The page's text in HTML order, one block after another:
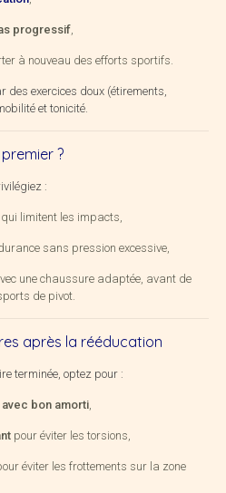
progressif,
à nouveau des efforts sportifs.
des exercices doux (étirements,
et tonicité.
?
:
qui limitent les impacts,
sans pression excessive,
une chaussure adaptée, avant de
de pivot.
après la rééducation
terminée, optez pour :
bon amorti,
pour éviter les torsions,
éviter les frottements sur la zone